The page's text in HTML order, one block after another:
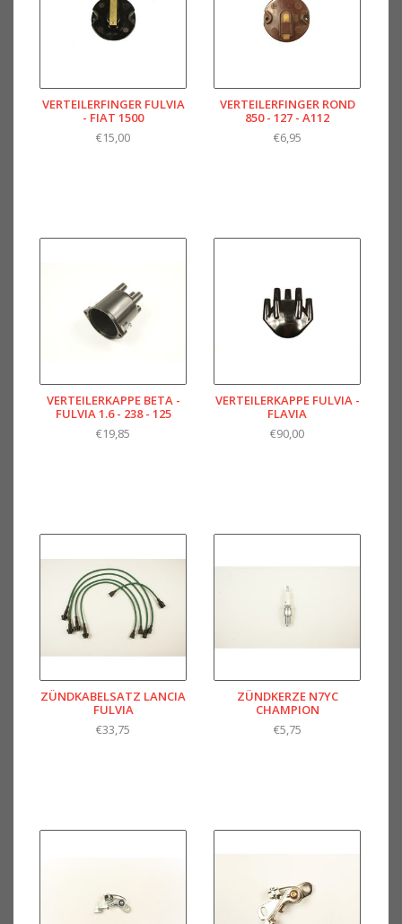
VERTEILERFINGER FULVIA
- FIAT 1500
€15,00
VERTEILERFINGER ROND
850 - 127 - A112
€6,95
VERTEILERKAPPE BETA -
FULVIA 1.6 - 238 - 125
€19,85
VERTEILERKAPPE FULVIA -
FLAVIA
€90,00
ZÜNDKABELSATZ LANCIA
FULVIA
€33,75
ZÜNDKERZE N7YC
CHAMPION
€5,75